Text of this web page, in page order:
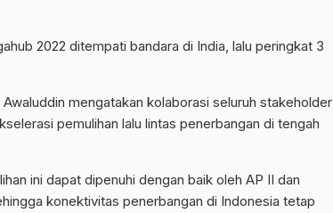
2022 ditempati bandara di India, lalu peringkat 3
mengatakan kolaborasi seluruh stakeholder
pemulihan lalu lintas penerbangan di tengah
ini dapat dipenuhi dengan baik oleh AP II dan
konektivitas penerbangan di Indonesia tetap